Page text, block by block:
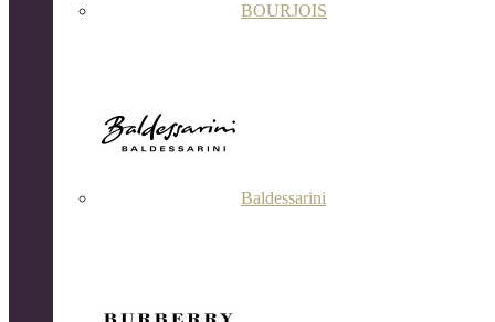
BOURJOIS
Baldessarini